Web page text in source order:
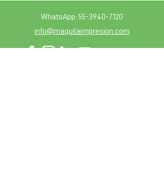
WhatsApp: 55-3940-7120
info@maquilaimpresion.com